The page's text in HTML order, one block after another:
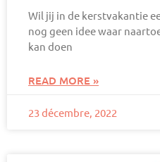
Wil jij in de kerstvakantie
nog geen idee waar
kan doen
READ MORE »
23 décembre, 2022